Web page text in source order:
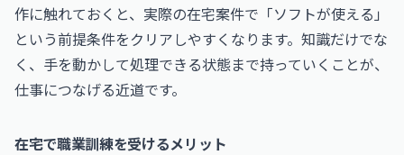
作に触れておくと、実際の在宅案件で「ソフトが使える」
という前提条件をクリアしやすくなります。知識だけでな
く、手を動かして処理できる状態まで持っていくことが、
仕事につなげる近道です。
在宅で職業訓練を受けるメリット